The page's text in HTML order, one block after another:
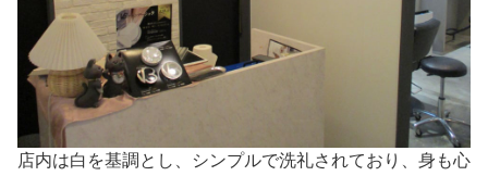
店内は白を基調とし、シンプルで洗礼されており、身も心